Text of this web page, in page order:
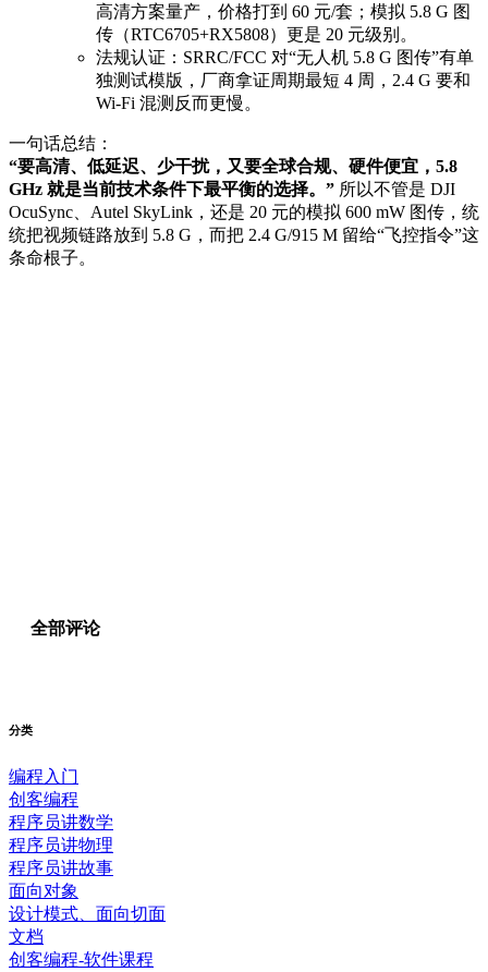
高清方案量产，价格打到 60 元/套；模拟 5.8 G 图
传（RTC6705+RX5808）更是 20 元级别。
法规认证：SRRC/FCC 对“无人机 5.8 G 图传”有单
独测试模版，厂商拿证周期最短 4 周，2.4 G 要和
Wi-Fi 混测反而更慢。
一句话总结：
“要高清、低延迟、少干扰，又要全球合规、硬件便宜，5.8
GHz 就是当前技术条件下最平衡的选择。” 所以不管是 DJI
OcuSync、Autel SkyLink，还是 20 元的模拟 600 mW 图传，统
统把视频链路放到 5.8 G，而把 2.4 G/915 M 留给“飞控指令”这
条命根子。
全部评论
分类
编程入门
创客编程
程序员讲数学
程序员讲物理
程序员讲故事
面向对象
设计模式、面向切面
文档
创客编程-软件课程